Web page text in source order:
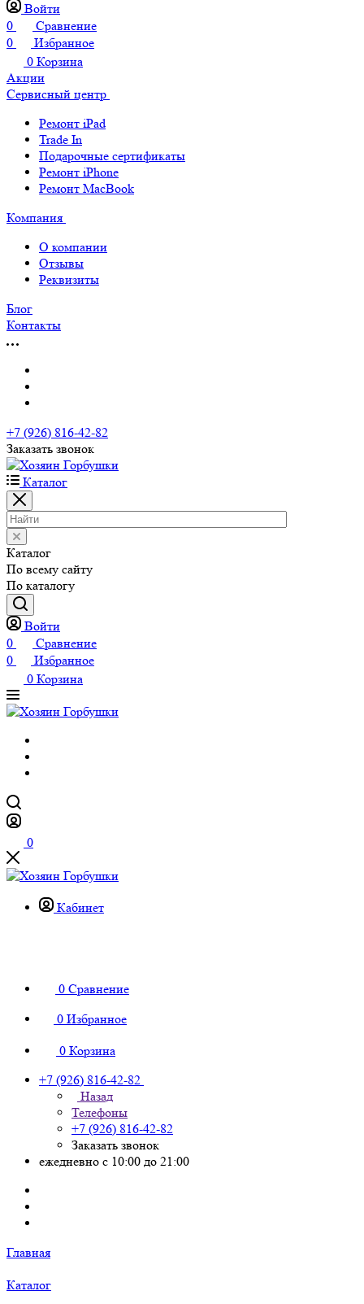
Войти
0
Сравнение
0
Избранное
0 Корзина
Акции
Сервисный центр
Ремонт iPad
Trade In
Подарочные сертификаты
Ремонт iPhone
Ремонт MacBook
Компания
О компании
Отзывы
Реквизиты
Блог
Контакты
+7 (926) 816-42-82
Заказать звонок
Каталог
Каталог
По всему сайту
По каталогу
Войти
0
Сравнение
0
Избранное
0 Корзина
0
Кабинет
0 Сравнение
0 Избранное
0 Корзина
+7 (926) 816-42-82
Назад
Телефоны
+7 (926) 816-42-82
Заказать звонок
ежедневно с 10:00 до 21:00
Главная
Каталог